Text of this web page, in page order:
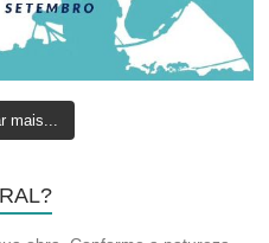
mais...